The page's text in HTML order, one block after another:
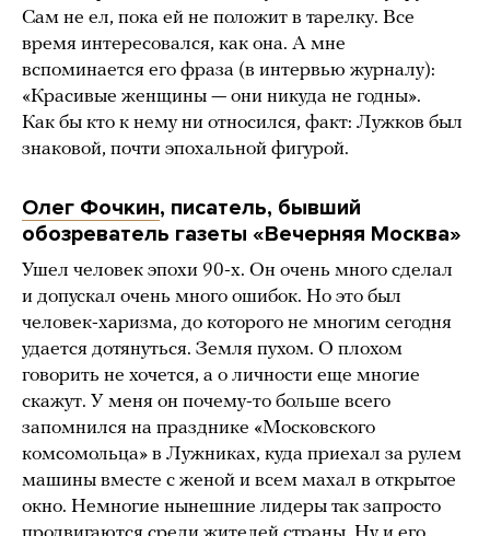
Сам не ел, пока ей не положит в тарелку. Все
время интересовался, как она. А мне
вспоминается его фраза (в интервью журналу):
«Красивые женщины — они никуда не годны».
Как бы кто к нему ни относился, факт: Лужков был
знаковой, почти эпохальной фигурой.
Олег Фочкин, писатель, бывший
обозреватель газеты «Вечерняя Москва»
Ушел человек эпохи 90-х. Он очень много сделал
и допускал очень много ошибок. Но это был
человек-харизма, до которого не многим сегодня
удается дотянуться. Земля пухом. О плохом
говорить не хочется, а о личности еще многие
скажут. У меня он почему-то больше всего
запомнился на празднике «Московского
комсомольца» в Лужниках, куда приехал за рулем
машины вместе с женой и всем махал в открытое
окно. Немногие нынешние лидеры так запросто